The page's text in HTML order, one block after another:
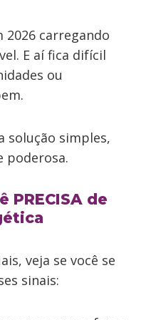
2026 carregando
E aí fica difícil
ou
solução simples,
poderosa.
PRECISA de
veja se você se
sinais: